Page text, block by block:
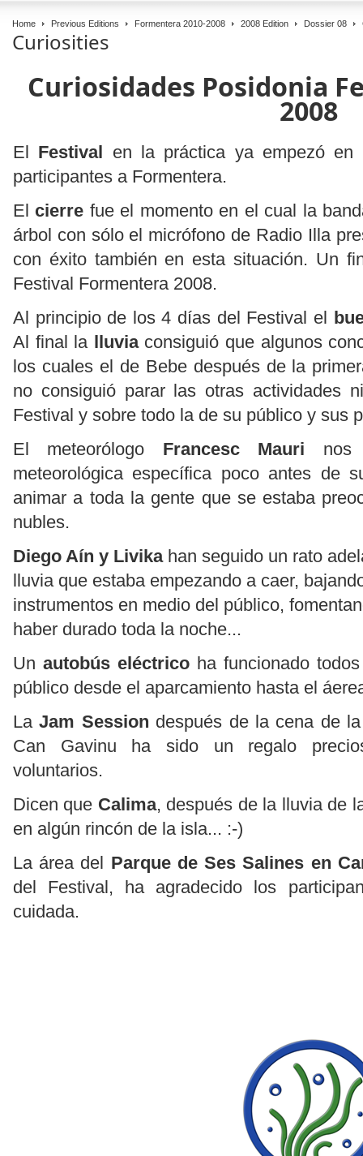
Home Previous Editions Formentera 2010-2008 2008 Edition Dossier 08
Curiosities
Curiosidades Posidonia
2008
El Festival en la práctica ya empezó
participantes a Formentera.
El cierre fue el momento en el cual la
árbol con sólo el micrófono de Radio Illa
con éxito también en esta situación. Un
Festival Formentera 2008.
Al principio de los 4 días del Festival el
Al final la lluviaconsiguió que algunos
los cuales el de Bebe después de la
no consiguió parar las otras actividades
Festival y sobre todo la de su público y sus
El meteorólogo Francesc Mauri nos
meteorológica específica poco antes de
animar a toda la gente que se estaba
nubles.
Diego Aín y Livikahan seguido un rato
lluvia que estaba empezando a caer,
instrumentos en medio del público,
haber durado toda la noche...
Unautobús eléctrico ha funcionado
público desde el aparcamiento hasta el
LaJam Session después de la cena de
Can Gavinu ha sido un regalo
voluntarios.
Dicen que Calima, después de la lluvia de
en algún rincón de la isla... :-)
La área del Parque de Ses Salines en
del Festival, ha agradecido los
cuidada.